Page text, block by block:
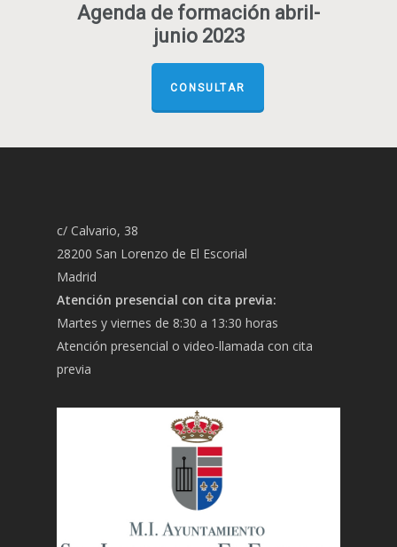
Agenda de formación abril-
junio 2023
CONSULTAR
c/ Calvario, 38
28200 San Lorenzo de El Escorial
Madrid
Atención presencial con cita previa:
Martes y viernes de 8:30 a 13:30 horas
Atención presencial o video-llamada con cita
previa